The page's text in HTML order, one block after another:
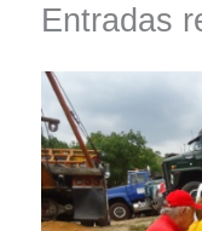
Entradas